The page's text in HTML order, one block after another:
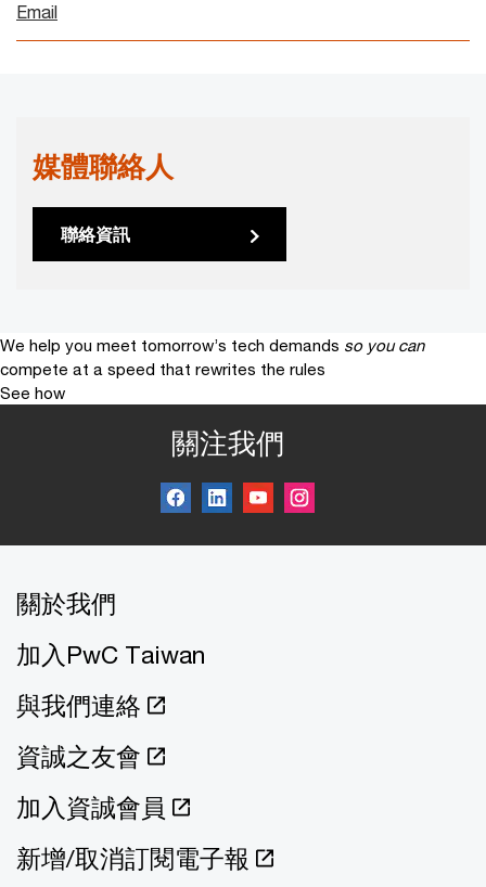
Email
媒體聯絡人
聯絡資訊
We help you meet tomorrow’s tech demands so you can
compete at a speed that rewrites the rules
See how
關注我們
關於我們
加入PwC Taiwan
與我們連絡
資誠之友會
加入資誠會員
新增/取消訂閱電子報